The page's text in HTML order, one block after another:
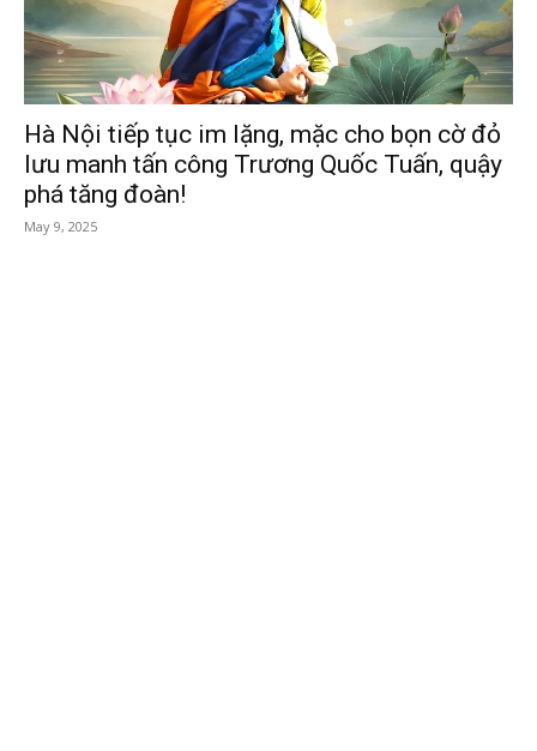
Hà Nội tiếp tục im lặng, mặc cho bọn cờ đỏ
lưu manh tấn công Trương Quốc Tuấn, quậy
phá tăng đoàn!
May 9, 2025